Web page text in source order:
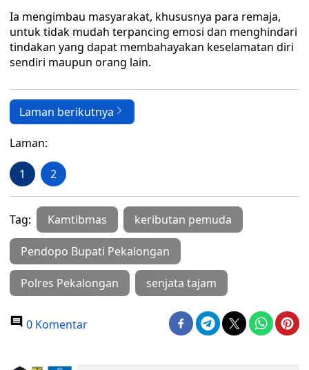
Ia mengimbau masyarakat, khususnya para remaja,
untuk tidak mudah terpancing emosi dan menghindari
tindakan yang dapat membahayakan keselamatan diri
sendiri maupun orang lain.
Laman berikutnya
Laman:
1 2
Tag: Kamtibmas keributan pemuda
Pendopo Bupati Pekalongan
Polres Pekalongan senjata tajam
0 Komentar